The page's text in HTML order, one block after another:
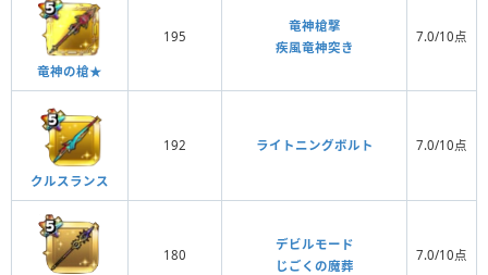
竜神の槍★
195
竜神槍撃
疾風竜神突き
7.0/10点
クルスランス
192 ライトニングボルト 7.0/10点
180
デビルモード
じごくの魔葬
7.0/10点